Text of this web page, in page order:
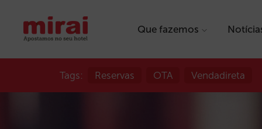
Que fazemos
Tags: Reservas OTA Vendadireta